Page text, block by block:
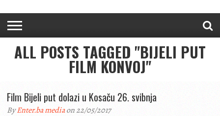
ALL POSTS TAGGED "BIJELI PUT
FILM KONVOJ"
Film Bijeli put dolazi u Kosaču 26. svibnja
ByEnter.ba mediaon 22/05/2017